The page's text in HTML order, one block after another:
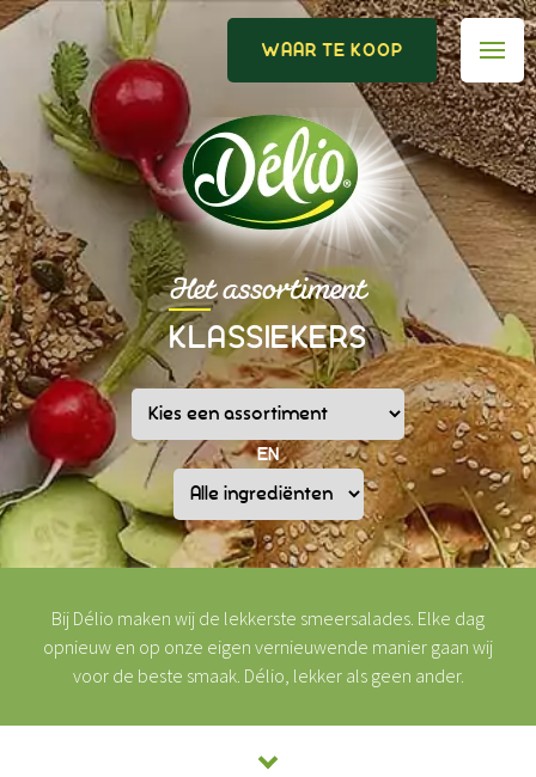
Het assortiment
KLASSIEKERS
WAAR TE KOOP
EN
Bij Délio maken wij de lekkerste smeersalades. Elke dag
opnieuw en op onze eigen vernieuwende manier gaan wij
voor de beste smaak. Délio, lekker als geen ander.